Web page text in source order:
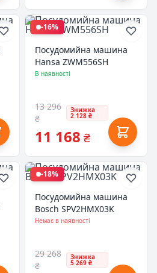
-16%
Посудомийна машина
Hansa ZWM556SH
В наявності
13 296
₴
Знижка
2 128 ₴
11 168 ₴
-18%
Посудомийна машина
Bosch SPV2HMX03K
Немає в наявності
29 268
₴
Знижка
5 269 ₴